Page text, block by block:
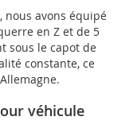
avons équipé
en Z et de 5
sous le capot de
constante, ce
véhicule